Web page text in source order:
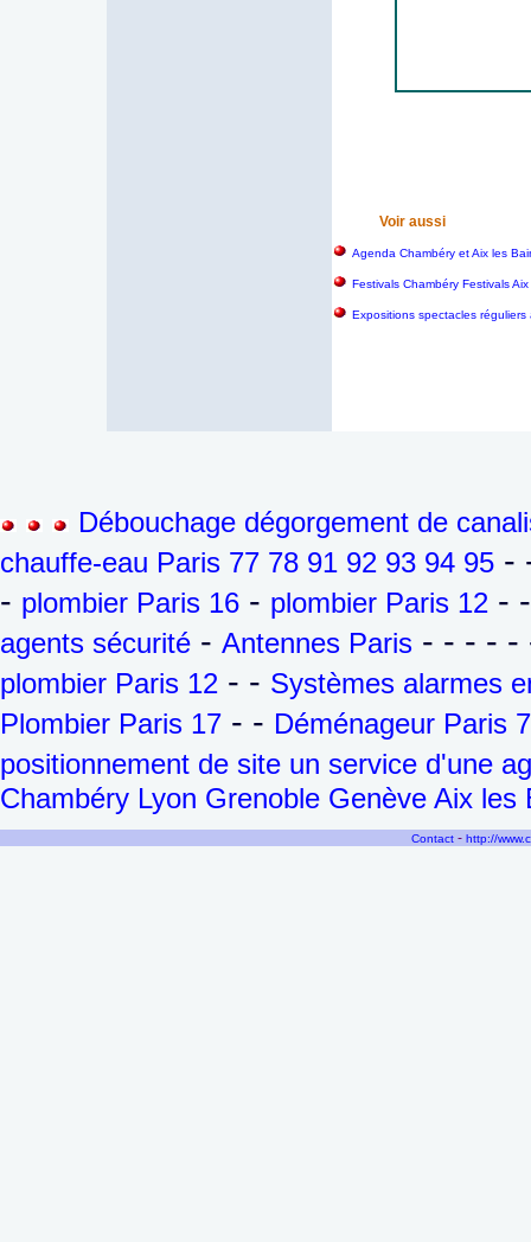
Voir aussi
Agenda Chambéry et Aix les
Festivals Chambéry Festivals
Expositions spectacles
Débouchage dégorgement de
chauffe-eau Paris 77 78 91 92 93 94 95 -
- plombier Paris 16 - plombier Paris 12 -
agents sécurité - Antennes Paris - - - -
plombier Paris 12 - - Systèmes alarmes
Plombier Paris 17 - - Déménageur Paris
positionnement de site un service d'une
Chambéry Lyon Grenoble Genève Aix les
Contact - http://